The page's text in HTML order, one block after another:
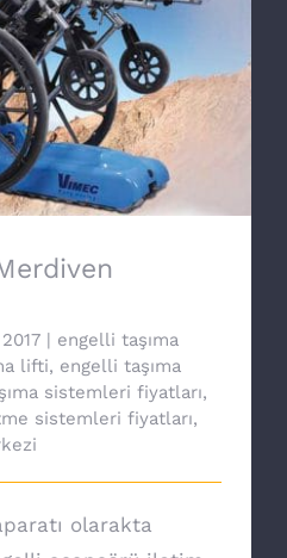
Tırmanıcı
| engelli taşıma
lifti, engelli taşıma
sistemleri fiyatları,
sistemleri fiyatları,
olarakta